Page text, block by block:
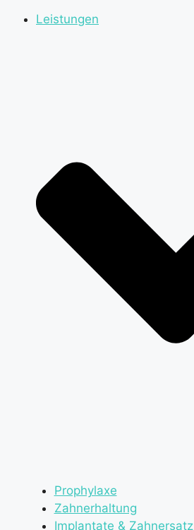
Leistungen
Prophylaxe
Zahnerhaltung
Implantate & Zahnersatz